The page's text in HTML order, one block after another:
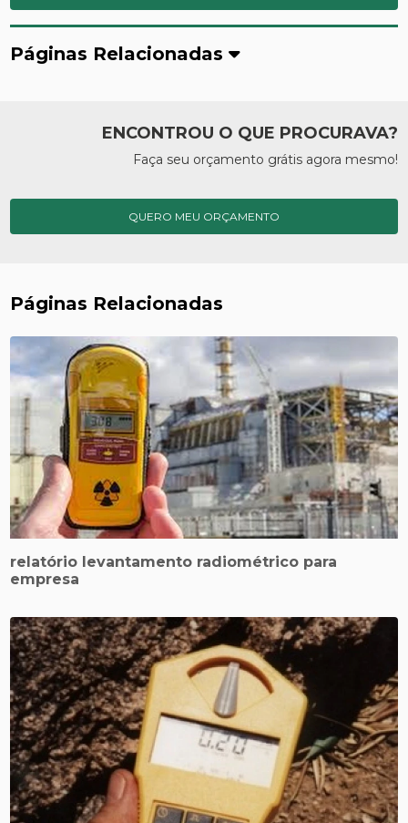
Páginas Relacionadas
ENCONTROU O QUE PROCURAVA?
Faça seu orçamento grátis agora mesmo!
QUERO MEU ORÇAMENTO
Páginas Relacionadas
relatório levantamento radiométrico para
empresa